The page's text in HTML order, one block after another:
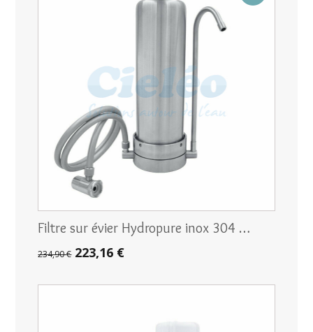
Filtre sur évier Hydropure inox 304 …
234,90 € 223,16 €